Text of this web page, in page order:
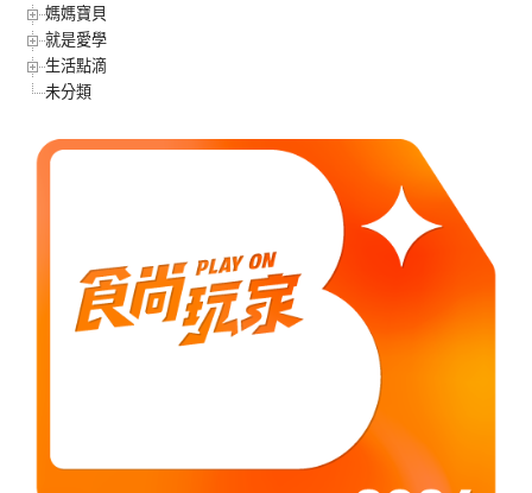
媽媽寶貝
就是愛學
生活點滴
未分類